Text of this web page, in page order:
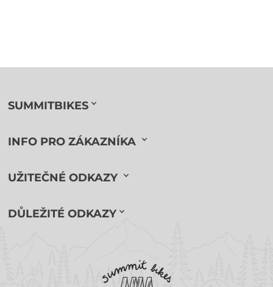
SUMMITBIKES
INFO PRO ZÁKAZNÍKA
UŽITEČNÉ ODKAZY
DŮLEŽITÉ ODKAZY